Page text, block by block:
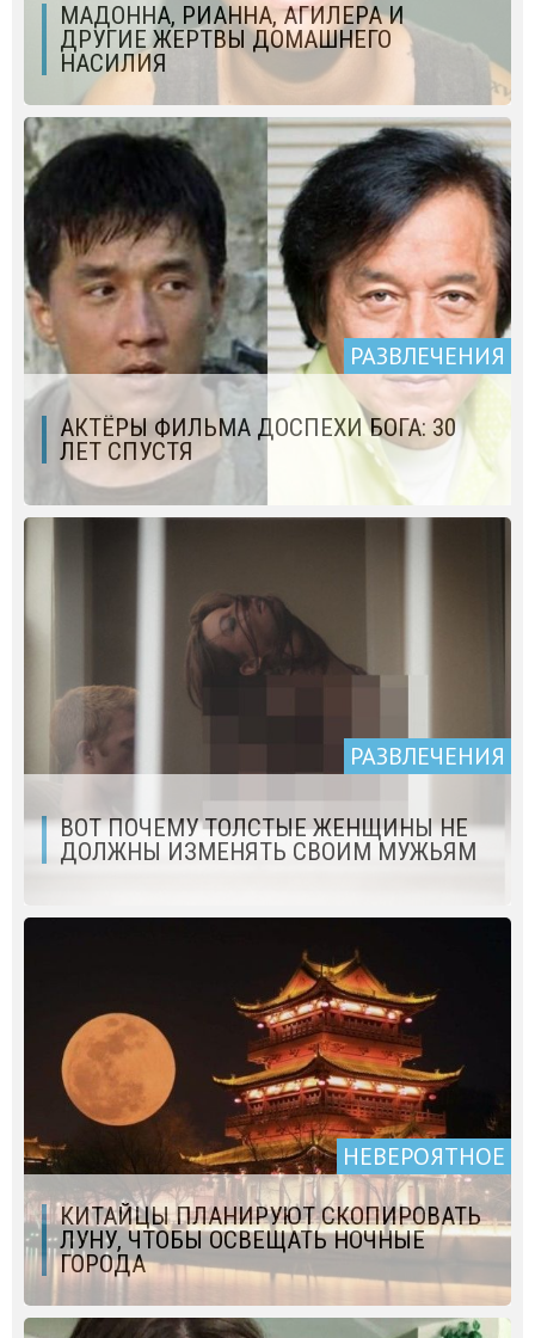
МАДОННА, РИАННА, АГИЛЕРА И
ДРУГИЕ ЖЕРТВЫ ДОМАШНЕГО
НАСИЛИЯ
РАЗВЛЕЧЕНИЯ
АКТЁРЫ ФИЛЬМА ДОСПЕХИ БОГА: 30
ЛЕТ СПУСТЯ
РАЗВЛЕЧЕНИЯ
ВОТ ПОЧЕМУ ТОЛСТЫЕ ЖЕНЩИНЫ НЕ
ДОЛЖНЫ ИЗМЕНЯТЬ СВОИМ МУЖЬЯМ
НЕВЕРОЯТНОЕ
КИТАЙЦЫ ПЛАНИРУЮТ СКОПИРОВАТЬ
ЛУНУ, ЧТОБЫ ОСВЕЩАТЬ НОЧНЫЕ
ГОРОДА